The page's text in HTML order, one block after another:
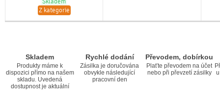
Z kategorie
Skladem
Produkty máme k
dispozici přímo na našem
skladu. Uvedená
dostupnost je aktuální
Rychlé dodání
Zásilka je doručována
obvykle následující
pracovní den
Převodem, dobírkou
Plaťte převodem na účet
nebo při převzetí zásilky